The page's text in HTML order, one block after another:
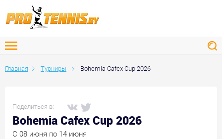
Главная Турниры Bohemia Cafex Cup 2026
Поделиться в:
Bohemia Cafex Cup 2026
C 08 июня по 14 июня